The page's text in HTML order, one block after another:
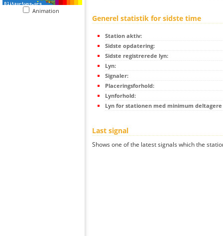
Animation
Generel statistik for sidste time
Station aktiv:
Sidste opdatering:
Sidste registrerede lyn:
Lyn:
Signaler:
Placeringsforhold:
Lynforhold:
Lyn for stationen med minimum deltagere
Last signal
Shows one of the latest signals which the